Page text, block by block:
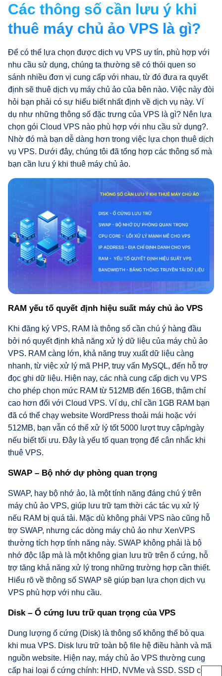
Các thông số cần lưu ý khi
thuê máy chủ ảo VPS là gì?
Để có thể lựa chọn được dịch vụ VPS uy tín, phù hợp với
nhu cầu sử dụng, chúng ta thường sẽ có thói quen so
sánh nhiều đơn vị cung cấp với nhau, từ đó đưa ra quyết
định sẽ thuê dịch vụ máy chủ ảo của bên nào. Việc này đòi
hỏi bạn phải có sự hiểu biết nhất định về dịch vụ này. Ví
dụ như những thông số đặc trưng của VPS là gì? Nên lựa
chọn gói Cloud VPS nào phù hợp với nhu cầu sử dụng?.
Nhờ đó mà bạn dễ dàng hơn trong việc lựa chọn thuê dịch
vụ VPS. Dưới đây, chúng tôi đã tổng hợp các thông số mà
bạn cần lưu ý khi thuê máy chủ ảo.
RAM yếu tố quyết định hiệu suất máy chủ ảo VPS
Khi đăng ký VPS, RAM là thông số cần chú ý hàng đầu
bởi nó quyết định khả năng xử lý dữ liệu của máy chủ ảo
VPS. RAM càng lớn, khả năng truy xuất dữ liệu càng
nhanh, từ việc xử lý mã PHP, truy vấn MySQL, đến hỗ trợ
đọc ghi dữ liệu. Hiện nay, các nhà cung cấp dịch vụ VPS
cho phép chọn mức RAM từ 512MB đến 16GB, thậm chí
cao hơn đối với Cloud VPS. Ví dụ, chỉ cần 1GB RAM bạn
đã có thể chạy website WordPress thoải mái hoặc với
512MB, bạn vẫn có thể xử lý tốt 5000 lượt truy cập/ngày
nếu biết tối ưu. Đây là yếu tố quan trọng để cân nhắc khi
thuê VPS.
SWAP – Bộ nhớ dự phòng quan trọng
SWAP, hay bộ nhớ ảo, là một tính năng đáng chú ý trên
máy chủ ảo VPS, giúp lưu trữ tạm thời các tác vụ xử lý
nếu RAM bị quá tải. Mặc dù không phải VPS nào cũng hỗ
trợ SWAP, nhưng các dòng máy chủ ảo như XenVPS
thường tích hợp tính năng này. SWAP không phải là bộ
nhớ độc lập mà là một không gian lưu trữ trên ổ cứng, hỗ
trợ tăng khả năng xử lý trong những trường hợp cần thiết.
Hiểu rõ về thông số SWAP sẽ giúp bạn lựa chọn dịch vụ
VPS phù hợp với nhu cầu.
Disk – Ổ cứng lưu trữ quan trọng của VPS
Dung lượng ổ cứng (Disk) là thông số không thể bỏ qua
khi mua VPS. Disk lưu trữ toàn bộ file hệ điều hành và mã
nguồn website. Hiện nay, máy chủ ảo VPS thường cung
cấp hai loại ổ cứng chính: HHD, NVMe và SSD. SSD có